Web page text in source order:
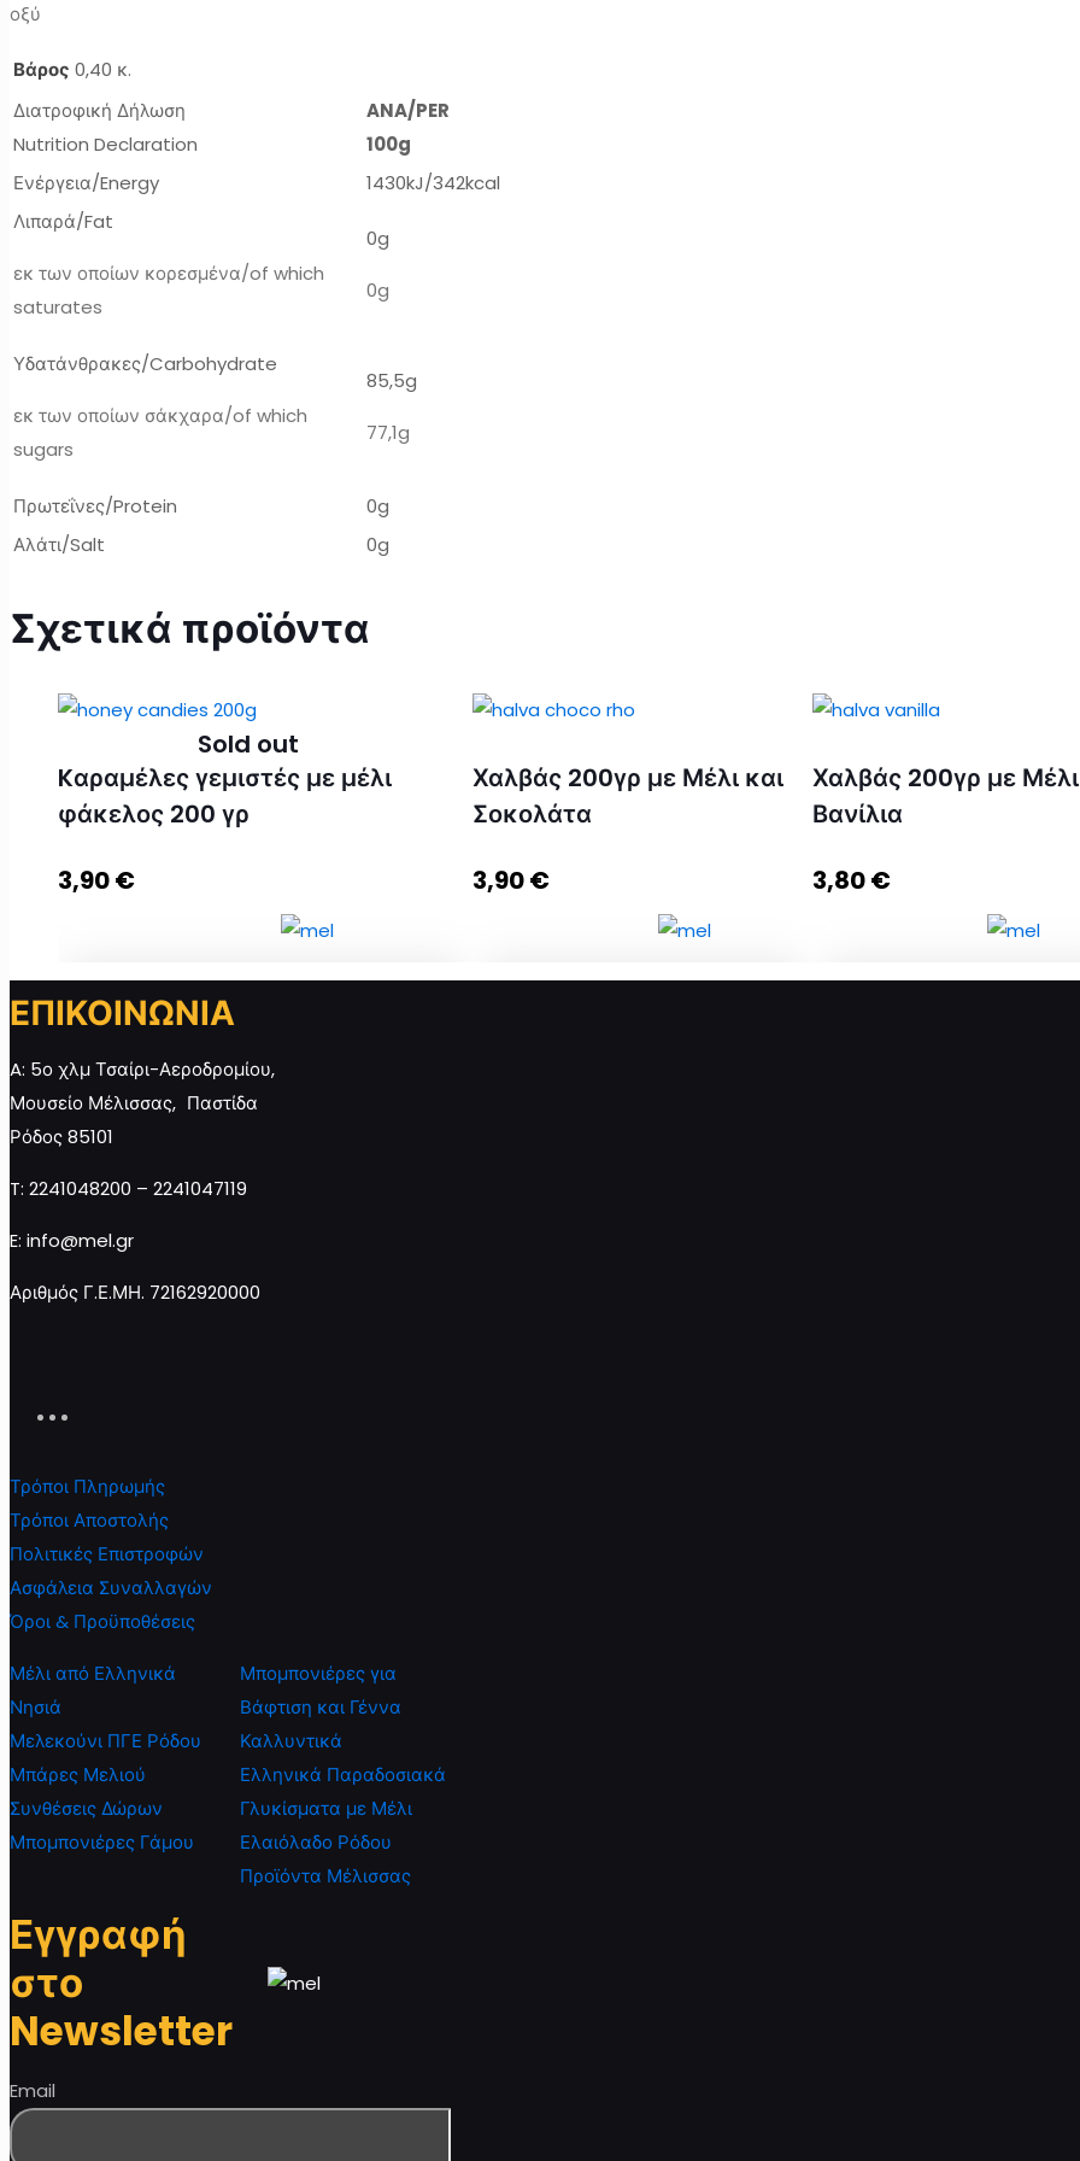
οξύ
Βάρος 0,40 κ.
Διατροφική Δήλωση
Nutrition Declaration
ANA/PER
100g
Ενέργεια/Energy
1430kJ/342kcal
Λιπαρά/Fat
εκ των οποίων κορεσμένα/of which
saturates
0g
0g
Υδατάνθρακες/Carbohydrate
εκ των οποίων σάκχαρα/of which
sugars
85,5g
77,1g
Πρωτεΐνες/Protein
0g
Αλάτι/Salt
0g
Σχετικά προϊόντα
Sold out
Kαραμέλες γεμιστές με μέλι
φάκελος 200 γρ
3,90€
Kαραμέλες γεμιστές με μέλι φάκελος 200
γρ ποσότητα
Χαλβάς 200γρ με Μέλι και
Σοκολάτα
3,90€
Χαλβάς 200γρ με
Βανίλια
3,80€
ΕΠΙΚΟΙΝΩΝΙΑ
A: 5ο χλμ Τσαίρι-Αεροδρομίου,
Μουσείο Μέλισσας, Παστίδα
Ρόδος 85101
T: 2241048200 – 2241047119
E: info@mel.gr
Αριθμός Γ.Ε.ΜΗ. 72162920000
Τρόποι Πληρωμής
Τρόποι Αποστολής
Πολιτικές Επιστροφών
Ασφάλεια Συναλλαγών
Όροι & Προϋποθέσεις
Μέλι από Ελληνικά
Νησιά
Μελεκούνι ΠΓΕ Ρόδου
Μπάρες Μελιού
Συνθέσεις Δώρων
Μπομπονιέρες Γάμου
Μπομπονιέρες για
Βάφτιση και Γέννα
Καλλυντικά
Ελληνικά Παραδοσιακά
Γλυκίσματα με Μέλι
Ελαιόλαδο Ρόδου
Προϊόντα Μέλισσας
Εγγραφή
στο
Newsletter
Email